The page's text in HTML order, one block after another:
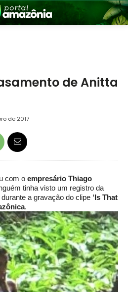
de Anitta
de 2017
com o empresário Thiago
tinha visto um registro da
a gravação do clipe ‘Is That
.